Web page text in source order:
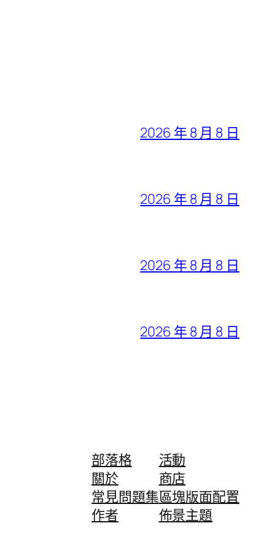
2026 年 8 月 8 日
2026 年 8 月 8 日
2026 年 8 月 8 日
2026 年 8 月 8 日
部落格
關於
常見問題集
作者
活動
商店
區塊版面配置
佈景主題